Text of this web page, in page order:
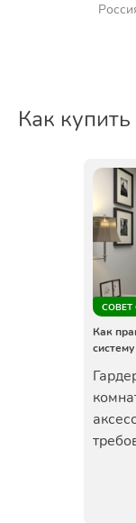
Как купить
СОВЕТ
Как
систему